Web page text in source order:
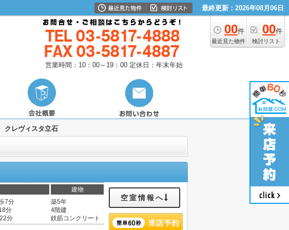
最終更新：2026年08月06日
00件
最近見た物件
00件
検討リスト
営業時間：10：00～19：00 定休日：年末年始
クレヴィスタ立石
建物
7分
分
分
築5年
4階建
鉄筋コンクリート
空室情報へ